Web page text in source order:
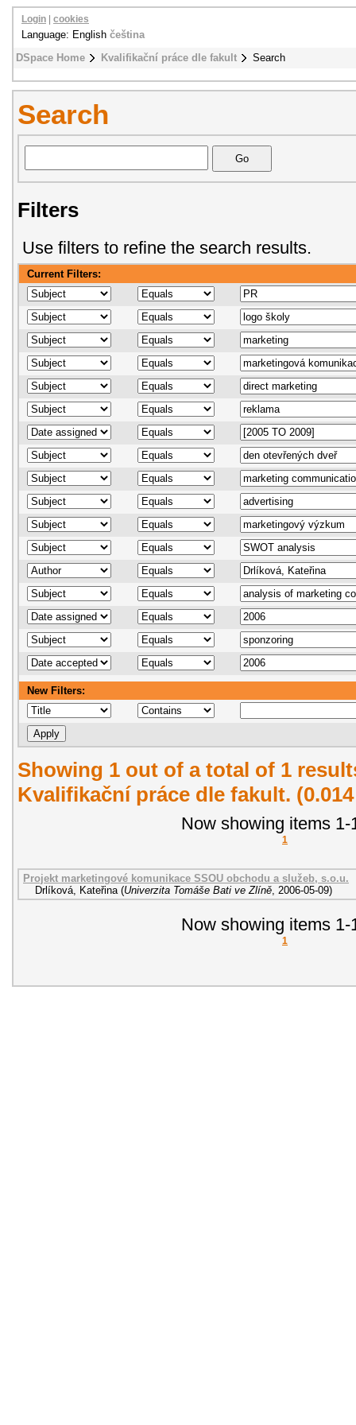
DSpace Home Kvalifikační práce dle fakult Search
Login cookies
Language: English čeština
Search
Filters
Use filters to refine the search results.
Current Filters:
New Filters:
Showing 1 out of a total of 1
Kvalifikační práce dle fakult.
Now showing items 1-
1
Projekt marketingové komunikace SSOU obchodu a služeb, s.o.u.
Drlíková, Kateřina (Univerzita Tomáše Bati ve Zlíně 2006-05-09)
Now showing items 1-
1